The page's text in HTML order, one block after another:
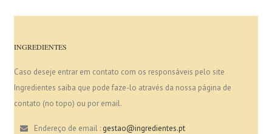
INGREDIENTES
Caso deseje entrar em contato com os responsáveis pelo site
Ingredientes saiba que pode faze-lo através da nossa página de
contato (no topo) ou por email.
Endereço de email : gestao@ingredientes.pt